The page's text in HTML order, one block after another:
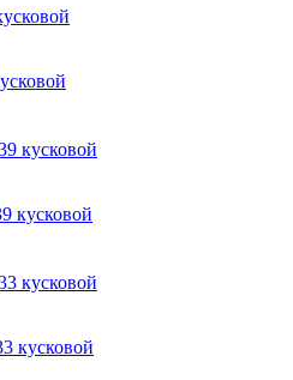
кусковой
кусковой